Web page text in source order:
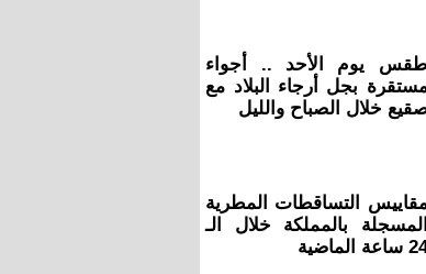
طقس يوم الأحد .. أجواء
بجل أرجاء البلاد مع
خلال الصباح والليل
التساقطات المطرية
المسجلة بالمملكة خلال الـ
الماضية